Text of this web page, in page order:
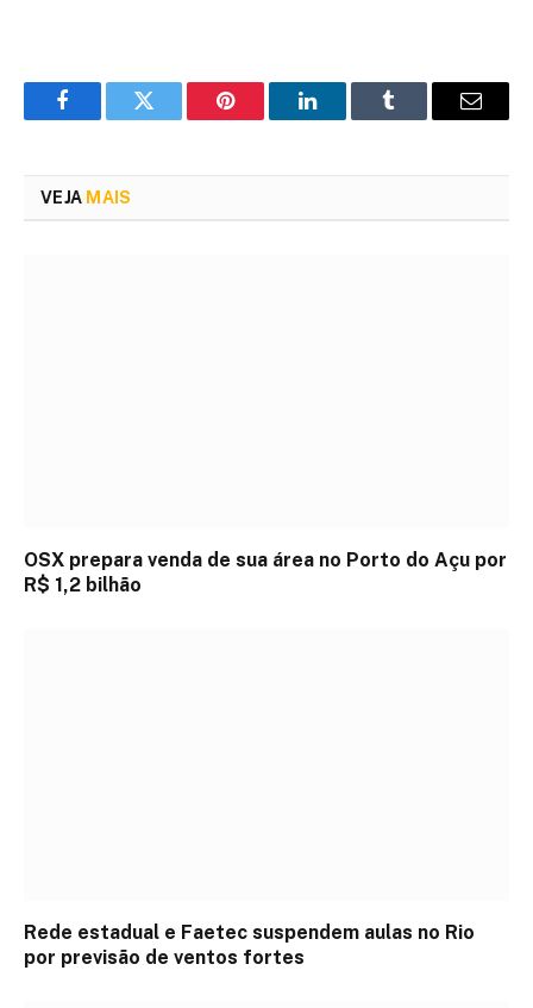
FacebookTwitter Pinterest LinkedInTumblr Email
VEJA MAIS
OSX prepara venda de sua área no Porto do Açu por
R$ 1,2 bilhão
Rede estadual e Faetec suspendem aulas no Rio
por previsão de ventos fortes